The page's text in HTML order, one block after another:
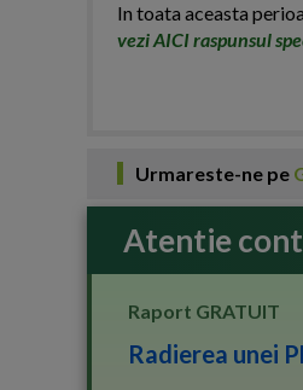
In toata aceasta
vezi AICI raspunsul
Urmareste-ne pe
Atentie
Raport GRATUIT
Radierea unei